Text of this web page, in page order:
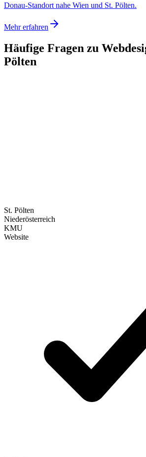
Donau-Standort nahe Wien und St. Pölten.
Mehr erfahren
Häufige Fragen zu
Pölten
St. Pölten
Niederösterreich
KMU
Website